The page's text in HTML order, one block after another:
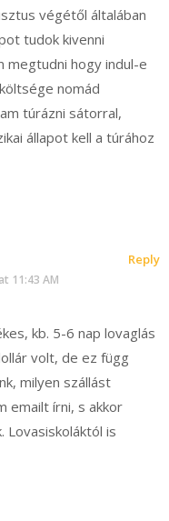
végétől általában
tudok kivenni
megtudni hogy indul-e
nomád
túrázni sátorral,
állapot kell a túrához
11:43 AM
kb. 5-6 nap lovaglás
volt, de ez függ
milyen szállást
emailt írni, s akkor
Lovasiskoláktól is
Reply